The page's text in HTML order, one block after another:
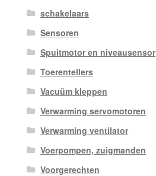
schakelaars
Sensoren
Spuitmotor en niveausensor
Toerentellers
Vacuüm kleppen
Verwarming servomotoren
Verwarming ventilator
Voerpompen, zuigmanden
Voorgerechten